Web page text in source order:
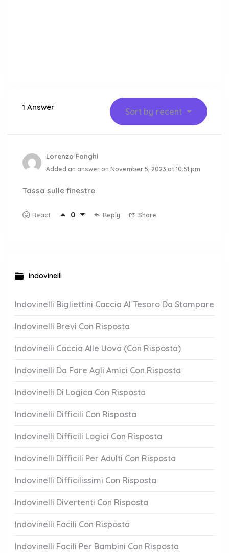
1 Answer Sort by recent
Lorenzo Fanghi
Added an answer on November 5, 2023 at 10:51 pm
Tassa sulle finestre
React 0 Reply Share
Indovinelli
Indovinelli Bigliettini Caccia Al Tesoro Da Stampare
Indovinelli Brevi Con Risposta
Indovinelli Caccia Alle Uova (Con Risposta)
Indovinelli Da Fare Agli Amici Con Risposta
Indovinelli Di Logica Con Risposta
Indovinelli Difficili Con Risposta
Indovinelli Difficili Logici Con Risposta
Indovinelli Difficili Per Adulti Con Risposta
Indovinelli Difficilissimi Con Risposta
Indovinelli Divertenti Con Risposta
Indovinelli Facili Con Risposta
Indovinelli Facili Per Bambini Con Risposta